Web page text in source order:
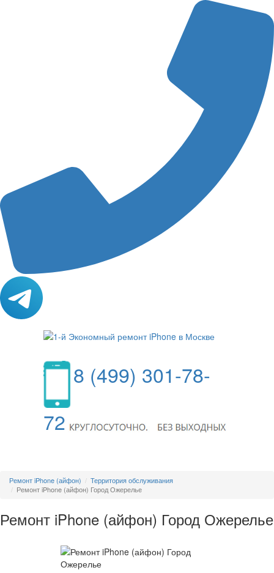
8 (499) 301-78-
72
Ремонт iPhone (айфон)
Территория обслуживания
Ремонт iPhone (айфон) Город Ожерелье
Ремонт iPhone (айфон) Город Ожерелье